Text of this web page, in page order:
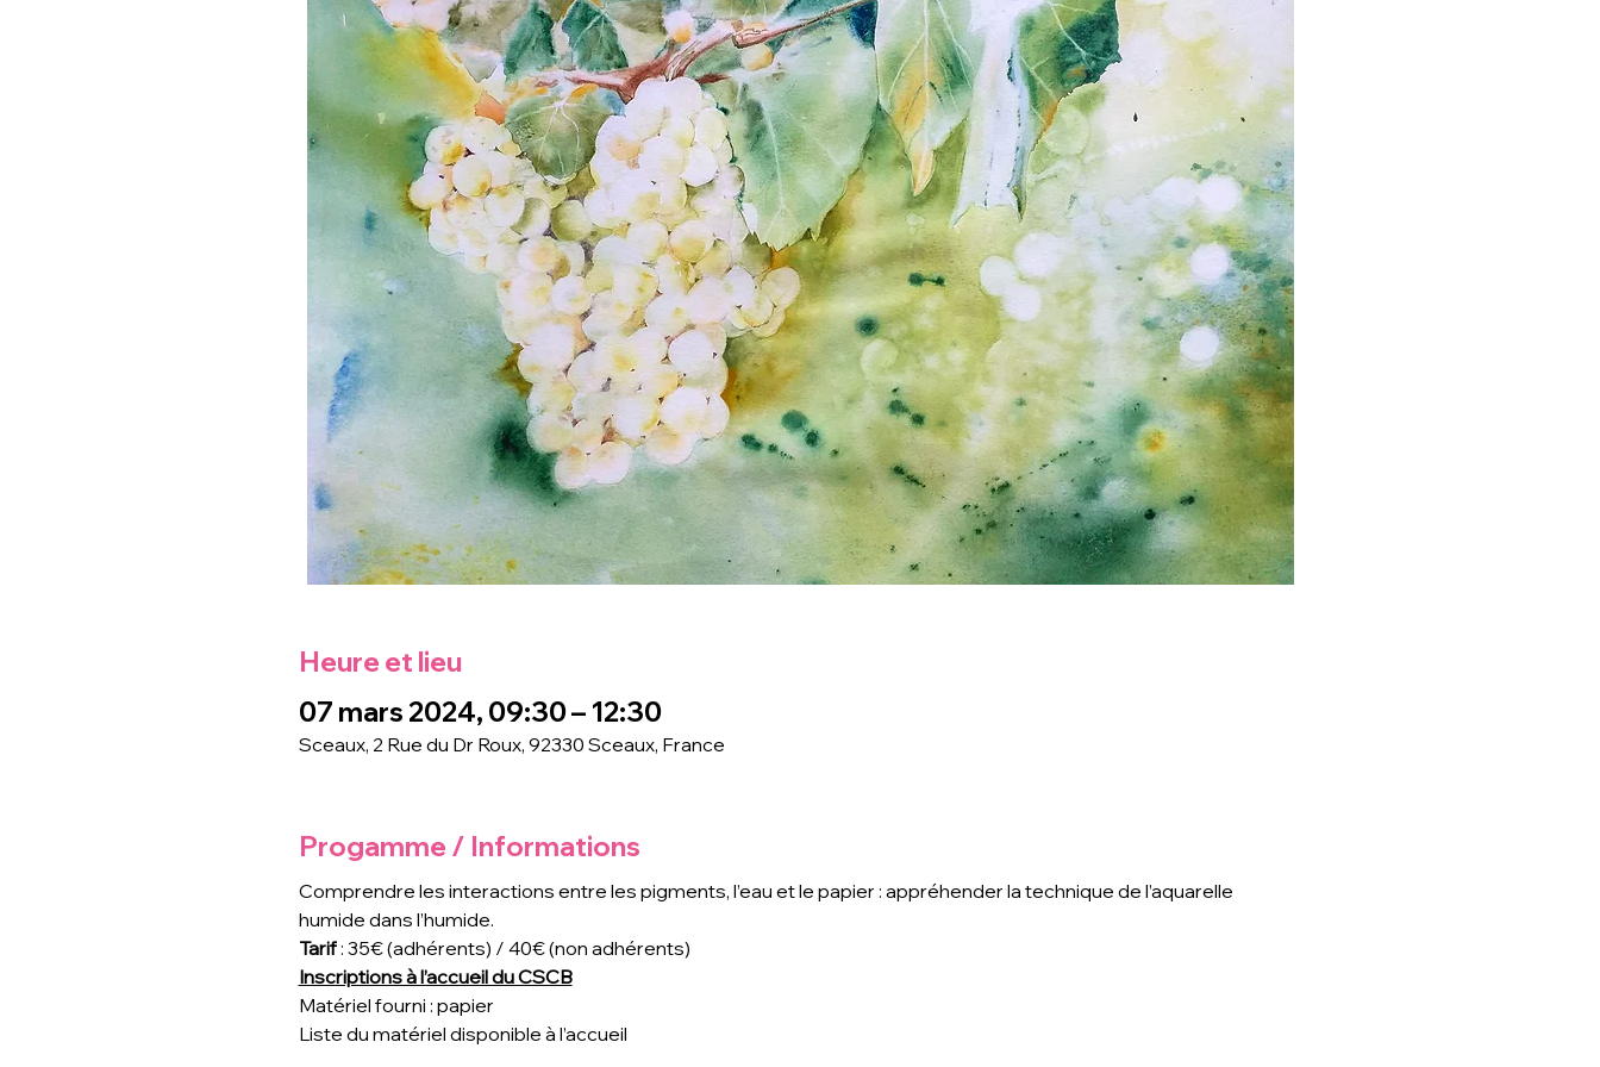
Heure et lieu
07 mars 2024, 09:30 – 12:30
Sceaux, 2 Rue du Dr Roux, 92330 Sceaux, France
Progamme / Informations
Comprendre les interactions entre les pigments, l’eau et le papier : appréhender la technique de l’aquarelle
humide dans l’humide.
Tarif : 35€ (adhérents) / 40€ (non adhérents)
Inscriptions à l’accueil du CSCB
Matériel fourni : papier
Liste du matériel disponible à l’accueil